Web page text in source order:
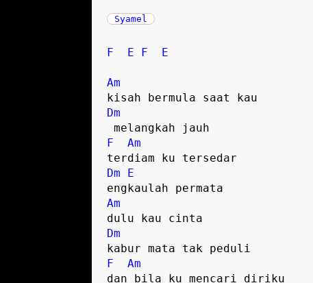
Syamel
F E F E
Am
Dm
F
Am
Dm
E
Am
Dm
F
Am